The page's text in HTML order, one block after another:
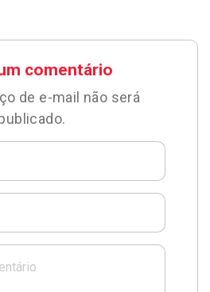
comentário
de e-mail não será